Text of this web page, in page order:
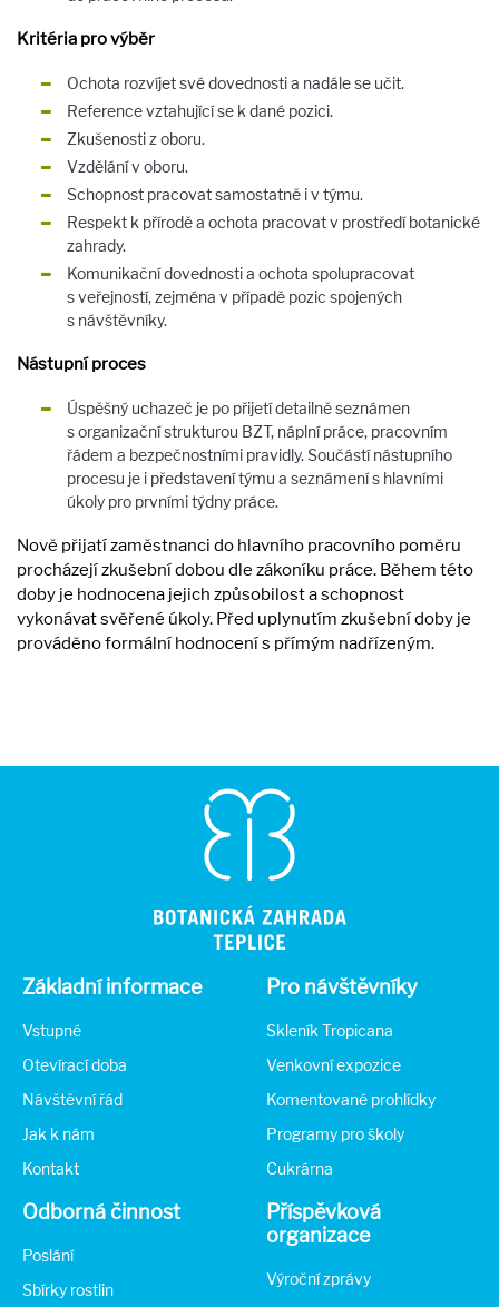
Kritéria pro výběr
Ochota rozvíjet své dovednosti a nadále se učit.
Reference vztahující se k dané pozici.
Zkušenosti z oboru.
Vzdělání v oboru.
Schopnost pracovat samostatně i v týmu.
Respekt k přírodě a ochota pracovat v prostředí botanické
zahrady.
Komunikační dovednosti a ochota spolupracovat
s veřejností, zejména v případě pozic spojených
s návštěvníky.
Nástupní proces
Úspěšný uchazeč je po přijetí detailně seznámen
s organizační strukturou BZT, náplní práce, pracovním
řádem a bezpečnostními pravidly. Součástí nástupního
procesu je i představení týmu a seznámení s hlavními
úkoly pro prvními týdny práce.
Nově přijatí zaměstnanci do hlavního pracovního poměru
procházejí zkušební dobou dle zákoníku práce. Během této
doby je hodnocena jejich způsobilost a schopnost
vykonávat svěřené úkoly. Před uplynutím zkušební doby je
prováděno formální hodnocení s přímým nadřízeným.
Základní informace
Vstupné
Otevírací doba
Návštěvní řád
Jak k nám
Kontakt
Pro návštěvníky
Skleník Tropicana
Venkovní expozice
Komentované prohlídky
Programy pro školy
Cukrárna
Odborná činnost
Poslání
Sbírky rostlin
Příspěvková
organizace
Výroční zprávy